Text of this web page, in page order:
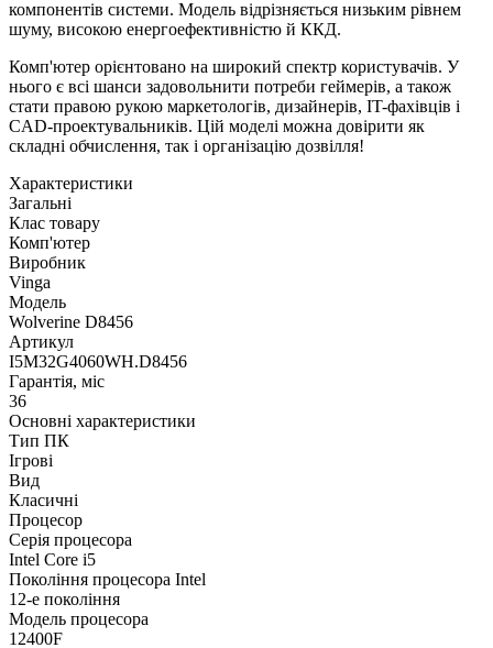
компонентів системи. Модель відрізняється низьким рівнем
шуму, високою енергоефективністю й ККД.
Комп'ютер орієнтовано на широкий спектр користувачів. У
нього є всі шанси задовольнити потреби геймерів, а також
стати правою рукою маркетологів, дизайнерів, IT-фахівців і
CAD-проектувальників. Цій моделі можна довірити як
складні обчислення, так і організацію дозвілля!
Характеристики
Загальні
Клас товару
Комп'ютер
Виробник
Vinga
Модель
Wolverine D8456
Артикул
I5M32G4060WH.D8456
Гарантія, міс
36
Основні характеристики
Тип ПК
Ігрові
Вид
Класичні
Процесор
Серія процесора
Intel Core i5
Покоління процесора Intel
12-е покоління
Модель процесора
12400F